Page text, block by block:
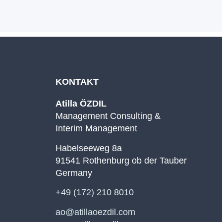
KONTAKT
Atilla ÖZDIL
Management Consulting &
Interim Management
Habelseeweg 8a
91541 Rothenburg ob der Tauber
Germany
+49 (172) 210 8010
ao@atillaoezdil.com